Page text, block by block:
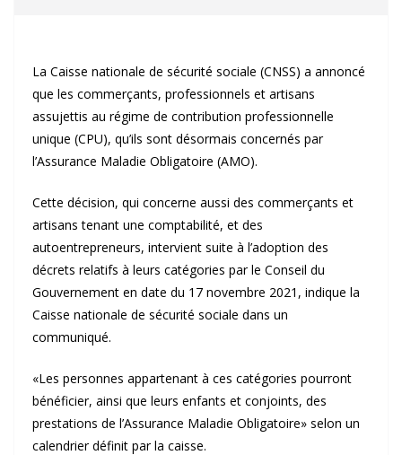
La Caisse nationale de sécurité sociale (CNSS) a annoncé
que les commerçants, professionnels et artisans
assujettis au régime de contribution professionnelle
unique (CPU), qu’ils sont désormais concernés par
l’Assurance Maladie Obligatoire (AMO).
Cette décision, qui concerne aussi des commerçants et
artisans tenant une comptabilité, et des
autoentrepreneurs, intervient suite à l’adoption des
décrets relatifs à leurs catégories par le Conseil du
Gouvernement en date du 17 novembre 2021, indique la
Caisse nationale de sécurité sociale dans un
communiqué.
«Les personnes appartenant à ces catégories pourront
bénéficier, ainsi que leurs enfants et conjoints, des
prestations de l’Assurance Maladie Obligatoire» selon un
calendrier définit par la caisse.